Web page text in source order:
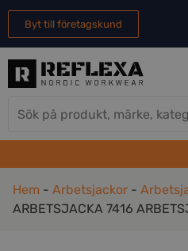
Byt till företagskund
Hem - Arbetsjackor -
ARBETSJACKA 7416